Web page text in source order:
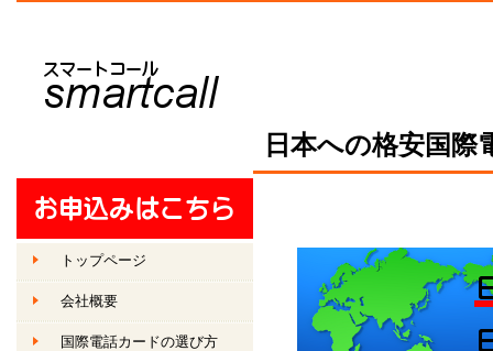
日本への格安国際
トップページ
会社概要
国際電話カードの選び方